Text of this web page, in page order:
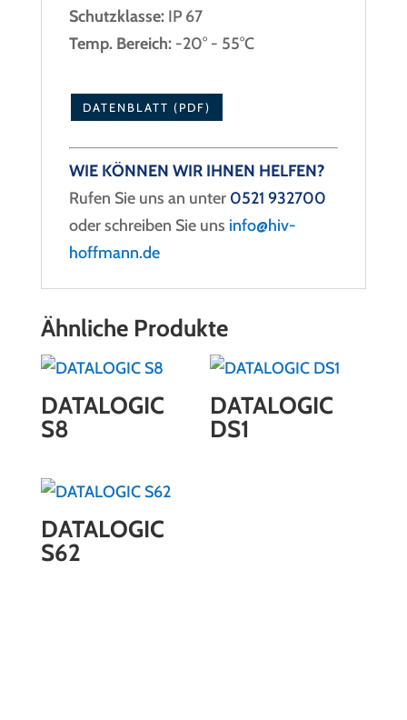
Schutzklasse:IP 67
Temp. Bereich:-20° - 55°C
DATENBLATT (PDF)
WIE KÖNNEN WIR IHNEN HELFEN?
Rufen Sie uns an unter 0521 932700
oder schreiben Sie uns info@hiv-
hoffmann.de
Ähnliche Produkte
DATALOGIC
S8
DATALOGIC
DS1
DATALOGIC
S62